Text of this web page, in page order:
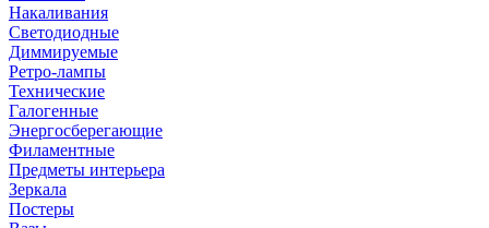
Накаливания
Светодиодные
Диммируемые
Ретро-лампы
Технические
Галогенные
Энергосберегающие
Филаментные
Предметы интерьера
Зеркала
Постеры